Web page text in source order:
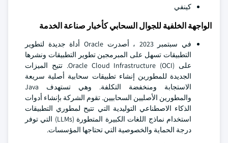
كينفي
الواجهة الخلفية للجوال السحابي كأخبار صناعة الخدمة
في سبتمبر 2023 ، أصدرت Oracle أداة جديدة لتطوير
التطبيقات تسهل على المبرمجين تطوير التطبيقات ونشرها
على Oracle Cloud Infrastructure (OCI). تتيح الميزات
الجديدة للمطورين إنشاء تطبيقات سحابية أصلية سريعة
الاستجابة ومنخفضة التكلفة. وهي تستهدف Java
والمطورين الأصليين السحابيين. تقوم الشركة بإنشاء أدوات
الذكاء الاصطناعي التوليدية التي تتيح لمطوري التطبيقات
استخدام نماذج اللغات الكبيرة المتطورة (LLMs) التي توفر
درجة الحماية والخصوصية التي تحتاجها المؤسسات.